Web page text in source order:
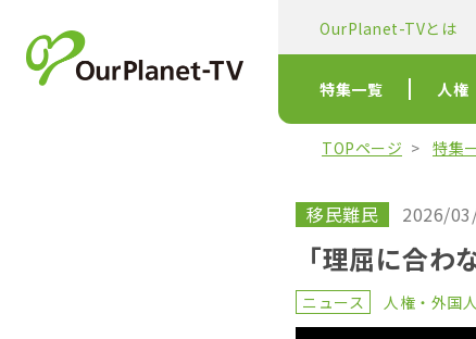
OurPlanet-TVとは
特集一覧 人権
TOPページ 特集
移民難民 2026/
「理屈に合
ニュース 人権・外国